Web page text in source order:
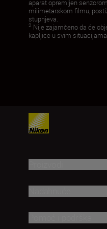
aparat opremljen
milimetarskom filmu,
stupnjeva.
2 Nije zajamčeno da će
kapljice u svim